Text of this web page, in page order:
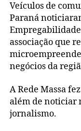
Veículos de
Paraná
associação que
negócios da
A Rede Massa
além de noticiar
jornalismo.